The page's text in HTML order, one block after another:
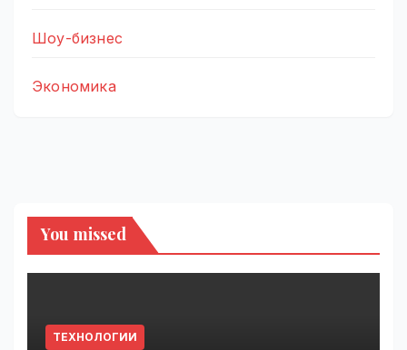
Шоу-бизнес
Экономика
You missed
ТЕХНОЛОГИИ